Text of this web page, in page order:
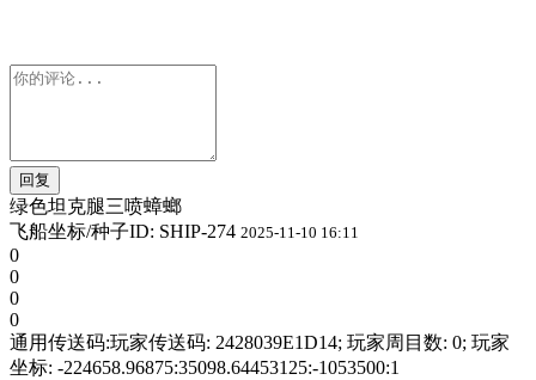
回复
绿色坦克腿三喷蟑螂
飞船坐标/种子ID: SHIP-274 2025-11-10 16:11
0
0
0
0
通用传送码:玩家传送码: 2428039E1D14; 玩家周目数: 0; 玩家
坐标: -224658.96875:35098.64453125:-1053500:1